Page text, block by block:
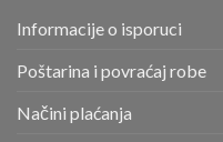
Informacije o isporuci
Poštarina i povraćaj robe
Načini plaćanja